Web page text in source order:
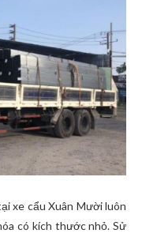
xe cẩu Xuân Mười luôn
có kích thước nhỏ. Sử